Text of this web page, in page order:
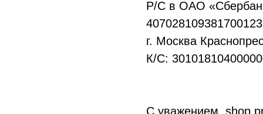
Р/С в ОАО
г. Москва
К/С:
С уважением, shop